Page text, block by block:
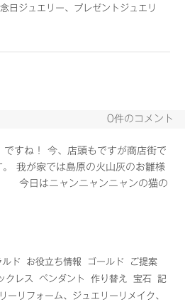
日ジュエリー、プレゼントジュエリ
0件のコメント
すね！ 今、店頭もですが商店街で
我が家では島原の火山灰のお雛様
今日はニャンニャンニャンの猫の
ルド お役立ち情報 ゴールド
ご提案
クレス ペンダント 作り替え 宝石
記
リフォーム、ジュエリーリメイク、